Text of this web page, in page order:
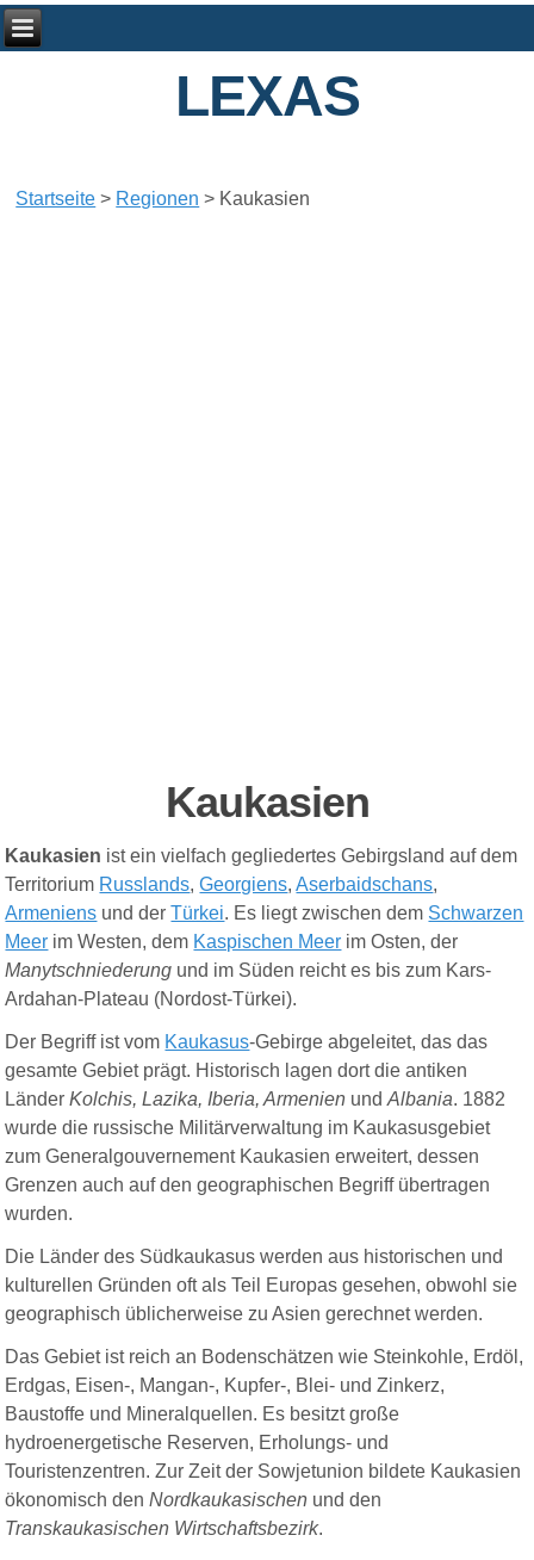
LEXAS
Startseite > Regionen > Kaukasien
Kaukasien
Kaukasien ist ein vielfach gegliedertes Gebirgsland auf dem
Territorium Russlands,Georgiens,Aserbaidschans,
Armeniens und derTürkei. Es liegt zwischen dem Schwarzen
Meer im Westen, dem Kaspischen Meer im Osten, der
Manytschniederung und im Süden reicht es bis zum Kars-
Ardahan-Plateau (Nordost-Türkei).
Der Begriff ist vom Kaukasus-Gebirge abgeleitet, das das
gesamte Gebiet prägt. Historisch lagen dort die antiken
LänderKolchis, Lazika, Iberia, Armenien undAlbania. 1882
wurde die russische Militärverwaltung im Kaukasusgebiet
zum Generalgouvernement Kaukasien erweitert, dessen
Grenzen auch auf den geographischen Begriff übertragen
wurden.
Die Länder des Südkaukasus werden aus historischen und
kulturellen Gründen oft als Teil Europas gesehen, obwohl sie
geographisch üblicherweise zu Asien gerechnet werden.
Das Gebiet ist reich an Bodenschätzen wie Steinkohle, Erdöl,
Erdgas, Eisen-, Mangan-, Kupfer-, Blei- und Zinkerz,
Baustoffe und Mineralquellen. Es besitzt große
hydroenergetische Reserven, Erholungs- und
Touristenzentren. Zur Zeit der Sowjetunion bildete Kaukasien
ökonomisch denNordkaukasischen und den
Transkaukasischen Wirtschaftsbezirk.